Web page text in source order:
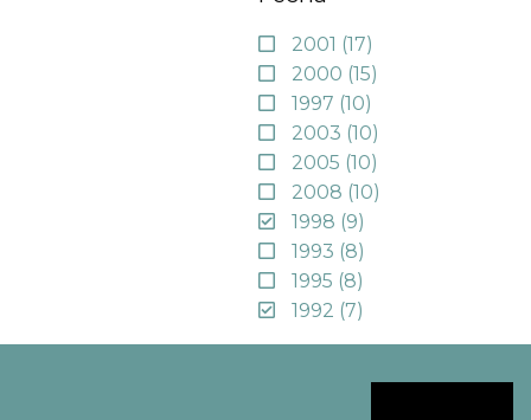
2001 (17)
2000 (15)
1997 (10)
2003 (10)
2005 (10)
2008 (10)
1998 (9)
1993 (8)
1995 (8)
1992 (7)